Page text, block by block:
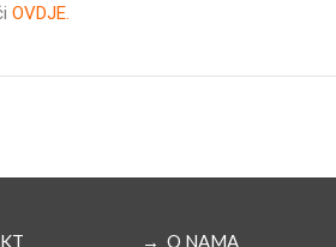
OVDJE.
→ O NAMA